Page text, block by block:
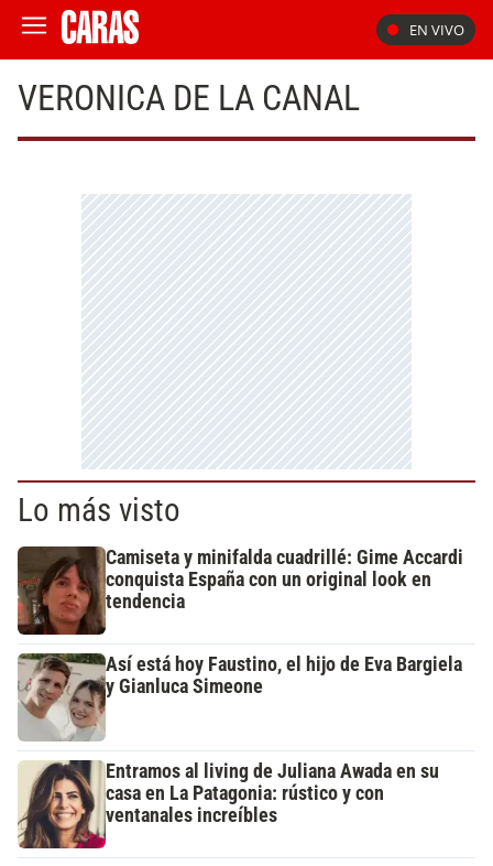
EN VIVO
VERONICA DE LA CANAL
Lo más visto
Camiseta y minifalda cuadrillé: Gime Accardi
conquista España con un original look en
tendencia
Así está hoy Faustino, el hijo de Eva Bargiela
y Gianluca Simeone
Entramos al living de Juliana Awada en su
casa en La Patagonia: rústico y con
ventanales increíbles